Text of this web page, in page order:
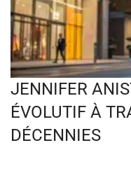
JENNIFER
ÉVOLUTIF À
DÉCENNIES